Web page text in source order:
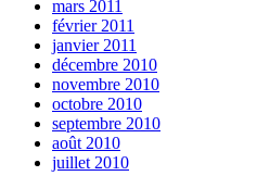
mars 2011
février 2011
janvier 2011
décembre 2010
novembre 2010
octobre 2010
septembre 2010
août 2010
juillet 2010